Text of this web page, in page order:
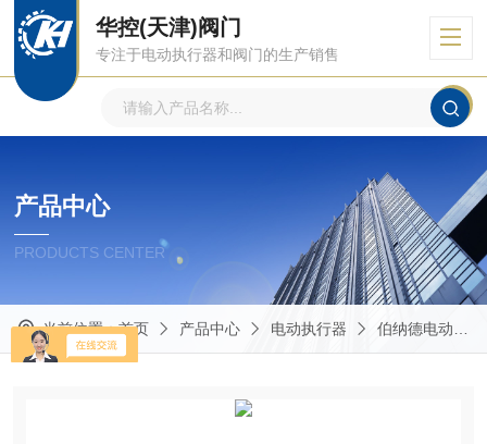
华控(天津)阀门
专注于电动执行器和阀门的生产销售
产品中心
PRODUCTS CENTER
当前位置：首页 产品中心 电动执行器 伯纳德电动执行器